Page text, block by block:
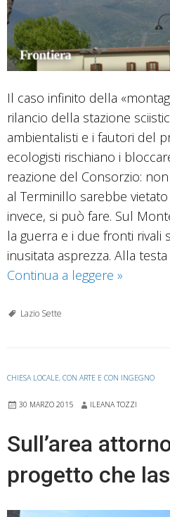
Il caso infinito della
rilancio della stazione
ambientalisti e i fautori del
ecologisti rischiano i
reazione del Consorzio:
al Terminillo sarebbe
invece, si può fare. Sul
la guerra e i due fronti rivali
inusitata asprezza. Alla
Continua a leggere Sul
»
Lazio Sette
CHIESA LOCALE, CON ARTE E CON INGEGNO
30 MARZO 2015 ILEANA TOZZI
Sull’area
progetto che